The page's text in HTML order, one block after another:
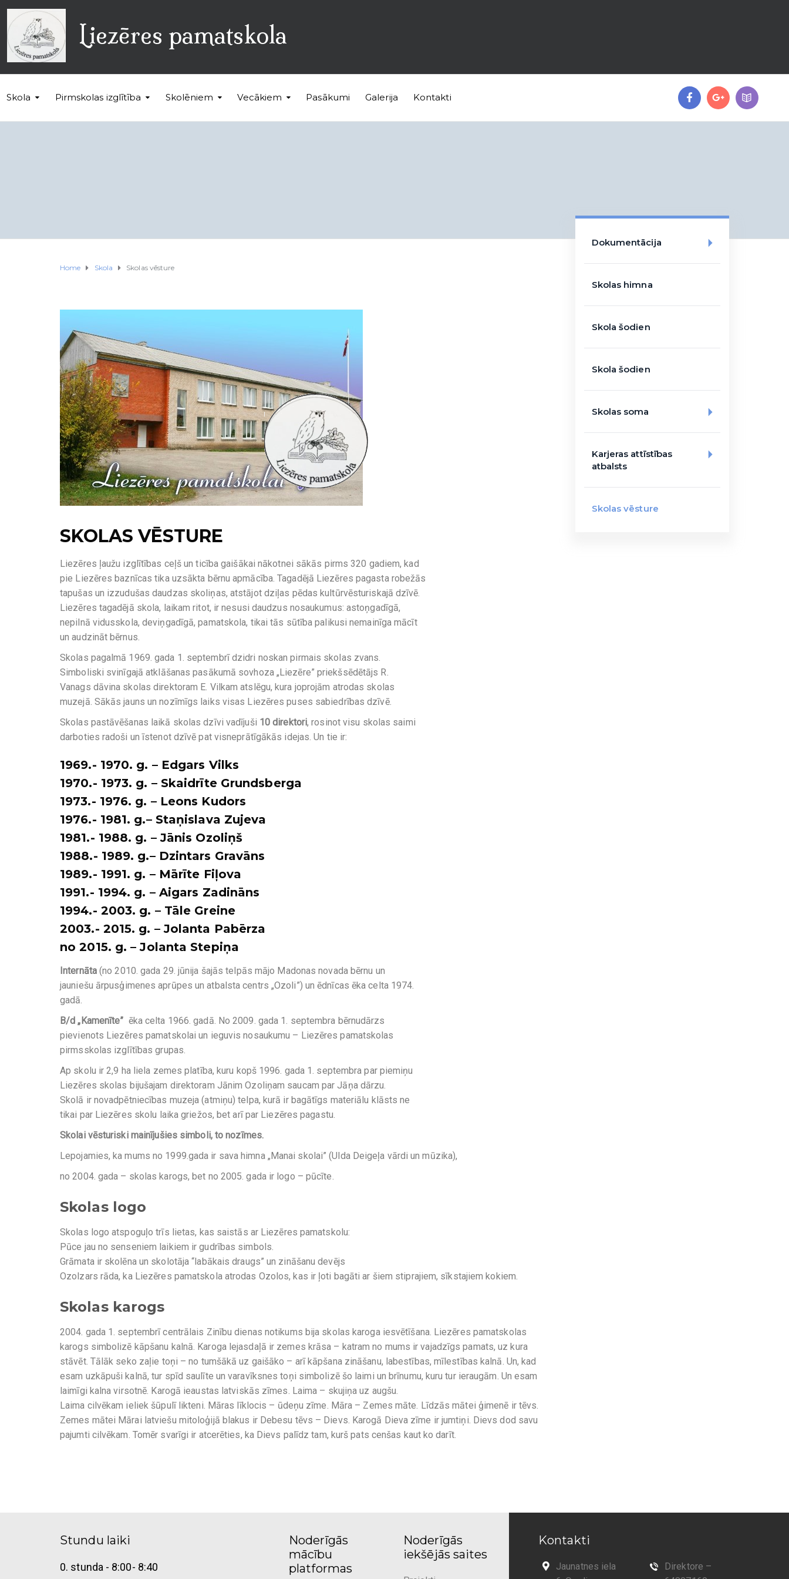
Liezēres pamatskola
Skola Pirmskolas izglītība Skolēniem Vecākiem Pasākumi Galerija Kontakti
Home Skola Skolas vēsture
SKOLAS VĒSTURE
Liezēres ļaužu izglītības ceļš un ticība gaišākai nākotnei sākās pirms 320 gadiem, kad
pie Liezēres baznīcas tika uzsākta bērnu apmācība. Tagadējā Liezēres pagasta robežās
tapušas un izzudušas daudzas skoliņas, atstājot dziļas pēdas kultūrvēsturiskajā dzīvē.
Liezēres tagadējā skola, laikam ritot, ir nesusi daudzus nosaukumus: astoņgadīgā,
nepilnā vidusskola, deviņgadīgā, pamatskola, tikai tās sūtība palikusi nemainīga mācīt
un audzināt bērnus.
Skolas pagalmā 1969. gada 1. septembrī dzidri noskan pirmais skolas zvans.
Simboliski svinīgajā atklāšanas pasākumā sovhoza „Liezēre” priekšsēdētājs R.
Vanags dāvina skolas direktoram E. Vilkam atslēgu, kura joprojām atrodas skolas
muzejā. Sākās jauns un nozīmīgs laiks visas Liezēres puses sabiedrības dzīvē.
Skolas pastāvēšanas laikā skolas dzīvi vadījuši 10 direktori, rosinot visu skolas saimi
darboties radoši un īstenot dzīvē pat visneprātīgākās idejas. Un tie ir:
1969.- 1970. g. – Edgars Vilks
1970.- 1973. g. – Skaidrīte Grundsberga
1973.- 1976. g. – Leons Kudors
1976.- 1981. g.– Staņislava Zujeva
1981.- 1988. g. – Jānis Ozoliņš
1988.- 1989. g.– Dzintars Gravāns
1989.- 1991. g. – Mārīte Fiļova
1991.- 1994. g. – Aigars Zadināns
1994.- 2003. g. – Tāle Greine
2003.- 2015. g. – Jolanta Pabērza
no 2015. g. – Jolanta Stepiņa
Internāta(no 2010. gada 29. jūnija šajās telpās mājo Madonas novada bērnu un
jauniešu ārpusģimenes aprūpes un atbalsta centrs „Ozoli”) un ēdnīcas ēka celta 1974.
gadā.
B/d „Kamenīte” ēka celta 1966. gadā. No 2009. gada 1. septembra bērnudārzs
pievienots Liezēres pamatskolai un ieguvis nosaukumu – Liezēres pamatskolas
pirmsskolas izglītības grupas.
Ap skolu ir 2,9 ha liela zemes platība, kuru kopš 1996. gada 1. septembra par piemiņu
Liezēres skolas bijušajam direktoram Jānim Ozoliņam saucam par Jāņa dārzu.
Skolā ir novadpētniecības muzeja (atmiņu) telpa, kurā ir bagātīgs materiālu klāsts ne
tikai par Liezēres skolu laika griežos, bet arī par Liezēres pagastu.
Skolai vēsturiski mainījušies simboli, to nozīmes.
Lepojamies, ka mums no 1999.gada ir sava himna „Manai skolai” (Ulda Deigeļa vārdi un mūzika),
no 2004. gada – skolas karogs, bet no 2005. gada ir logo – pūcīte.
Skolas logo
Skolas logo atspoguļo trīs lietas, kas saistās ar Liezēres pamatskolu:
Pūce jau no senseniem laikiem ir gudrības simbols.
Grāmata ir skolēna un skolotāja “labākais draugs” un zināšanu devējs
Ozolzars rāda, ka Liezēres pamatskola atrodas Ozolos, kas ir ļoti bagāti ar šiem stiprajiem, sīkstajiem kokiem.
Skolas karogs
2004. gada 1. septembrī centrālais Zinību dienas notikums bija skolas karoga iesvētīšana. Liezēres pamatskolas
karogs simbolizē kāpšanu kalnā. Karoga lejasdaļā ir zemes krāsa – katram no mums ir vajadzīgs pamats, uz kura
stāvēt. Tālāk seko zaļie toņi – no tumšākā uz gaišāko – arī kāpšana zināšanu, labestības, mīlestības kalnā. Un, kad
esam uzkāpuši kalnā, tur spīd saulīte un varavīksnes toņi simbolizē šo laimi un brīnumu, kuru tur ieraugām. Un esam
laimīgi kalna virsotnē. Karogā ieaustas latviskās zīmes. Laima – skujiņa uz augšu.
Laima cilvēkam ieliek šūpulī likteni. Māras līklocis – ūdeņu zīme. Māra – Zemes māte. Līdzās mātei ģimenē ir tēvs.
Zemes mātei Mārai latviešu mitoloģijā blakus ir Debesu tēvs – Dievs. Karogā Dieva zīme ir jumtiņi. Dievs dod savu
pajumti cilvēkam. Tomēr svarīgi ir atcerēties, ka Dievs palīdz tam, kurš pats cenšas kaut ko darīt.
Dokumentācija
Skolas himna
Skola šodien
Skola šodien
Skolas soma
Karjeras attīstības
atbalsts
Skolas vēsture
Stundu laiki
0. stunda - 8:00- 8:40
Noderīgās
mācību
platformas
Noderīgās
iekšējās saites
Kontakti
Jaunatnes iela
Direktore –